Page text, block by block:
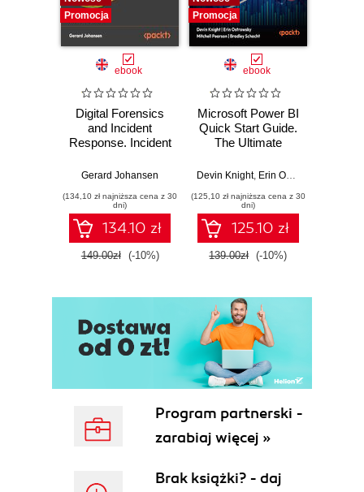
Promocja
ebook
Digital Forensics
and Incident
Response. Incident
and techniques for
threat response -
Fourth Edition
Gerard Johansen
(134,10 zł najniższa cena z 30
dni)
134.10 zł
149.00zł (-10%)
Promocja
ebook
Microsoft Power BI
Quick Start Guide.
The Ultimate
to Power BI, Data
Tools, and
Microsoft Fabric -
Fourth Edition
Devin Knight, Erin Ostrowsky
(125,10 zł najniższa cena z 30
dni)
125.10 zł
139.00zł (-10%)
Program partnerski -
zarabiaj więcej »
Brak książki? - daj